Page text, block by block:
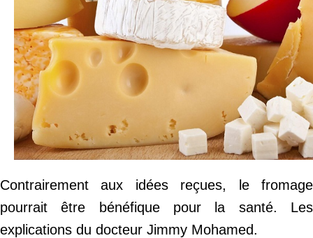
Contrairement aux idées reçues, le fromage
pourrait être bénéfique pour la santé. Les
explications du docteur Jimmy Mohamed.